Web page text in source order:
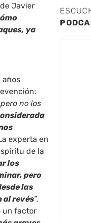
Javier
ya
años
no los
experta en
de la
los
pero
las
al revés”.
un factor